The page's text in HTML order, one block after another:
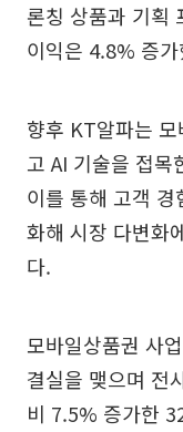
론칭 상품과 기획
이익은 4.8% 증가
향후 KT알파는
고 AI 기술을 접목
이를 통해 고객
화해 시장 다변화
다.
모바일상품권 사
결실을 맺으며 전
비 7.5% 증가한